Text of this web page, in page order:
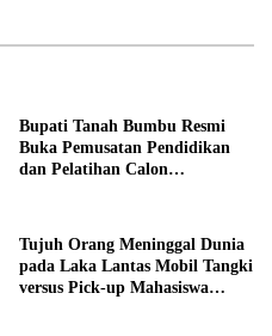
Bupati Tanah Bumbu Resmi
Buka Pemusatan Pendidikan
dan Pelatihan Calon
Tujuh Orang Meninggal Dunia
pada Laka Lantas Mobil Tangki
versus Pick-up Mahasiswa